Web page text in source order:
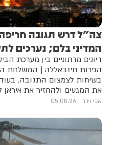
צה"ל דרש תגובה חריפה
המדיני בלם; נערכים
דיונים מרתוניים בין מערכת
הפרות חיזבאללה | המשלחת
בשיחות לצמצום התגובה,
את המגעים ולהחזיר את איראן
אבי וידר 05.08.26